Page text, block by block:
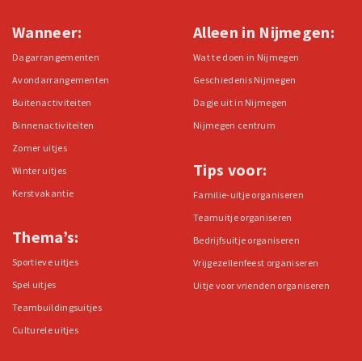
Wanneer:
Dagarrangementen
Avondarrangementen
Buitenactiviteiten
Binnenactiviteiten
Zomer uitjes
Winter uitjes
Kerstvakantie
Thema’s:
Sportieve uitjes
Spel uitjes
Teambuildingsuitjes
Culturele uitjes
Alleen in Nijmegen:
Wat te doen in Nijmegen
Geschiedenis Nijmegen
Dagje uit in Nijmegen
Nijmegen centrum
Tips voor:
Familie-uitje organiseren
Teamuitje organiseren
Bedrijfsuitje organiseren
Vrijgezellenfeest organiseren
Uitje voor vrienden organiseren